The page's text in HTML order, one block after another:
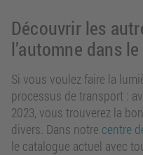
Découvrir les
l’automne dans
Si vous voulez faire la
processus de transport :
2023, vous trouverez la
divers. Dans notre centre
le catalogue actuel avec